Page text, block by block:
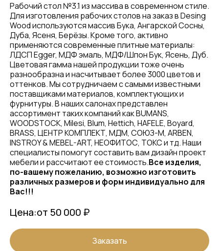
Рабочий стол №3.1 из массива в современном стиле.
Для изготовления рабочих столов на заказ в Desing
Wood используются массив Бука, Ангарской Сосны,
Дуба, Ясеня, Берёзы. Кроме того, активно
применяются современные плитные материалы:
ЛДСП Egger, МДФ эмаль, МДФ/Шпон Бук, Ясень, Дуб.
Цветовая гамма нашей продукции тоже очень
разнообразна и насчитывает более 3000 цветов и
оттенков. Мы сотрудничаем с самыми известными
поставщиками материалов, комплектующих и
фурнитуры. В наших салонах представлен
ассортимент таких компаний как BUMANS,
WOODSTOCK, Milesi, Blum, Hettich, HAFELE, Boyard,
BRASS, ЦЕНТР КОМПЛЕКТ, МДМ, СОЮЗ-М, ARBEN,
INSTROY & MEBEL-ART, НЕОФИТОС, ТОКС и тд. Наши
специалисты помогут составить вам дизайн проект
мебели и рассчитают ее стоимость.Все изделия,
по-вашему пожеланию, возможно изготовить
различных размеров и форм индивидуально для
Вас!!!
Цена:от 50 000 ₽
Заказать